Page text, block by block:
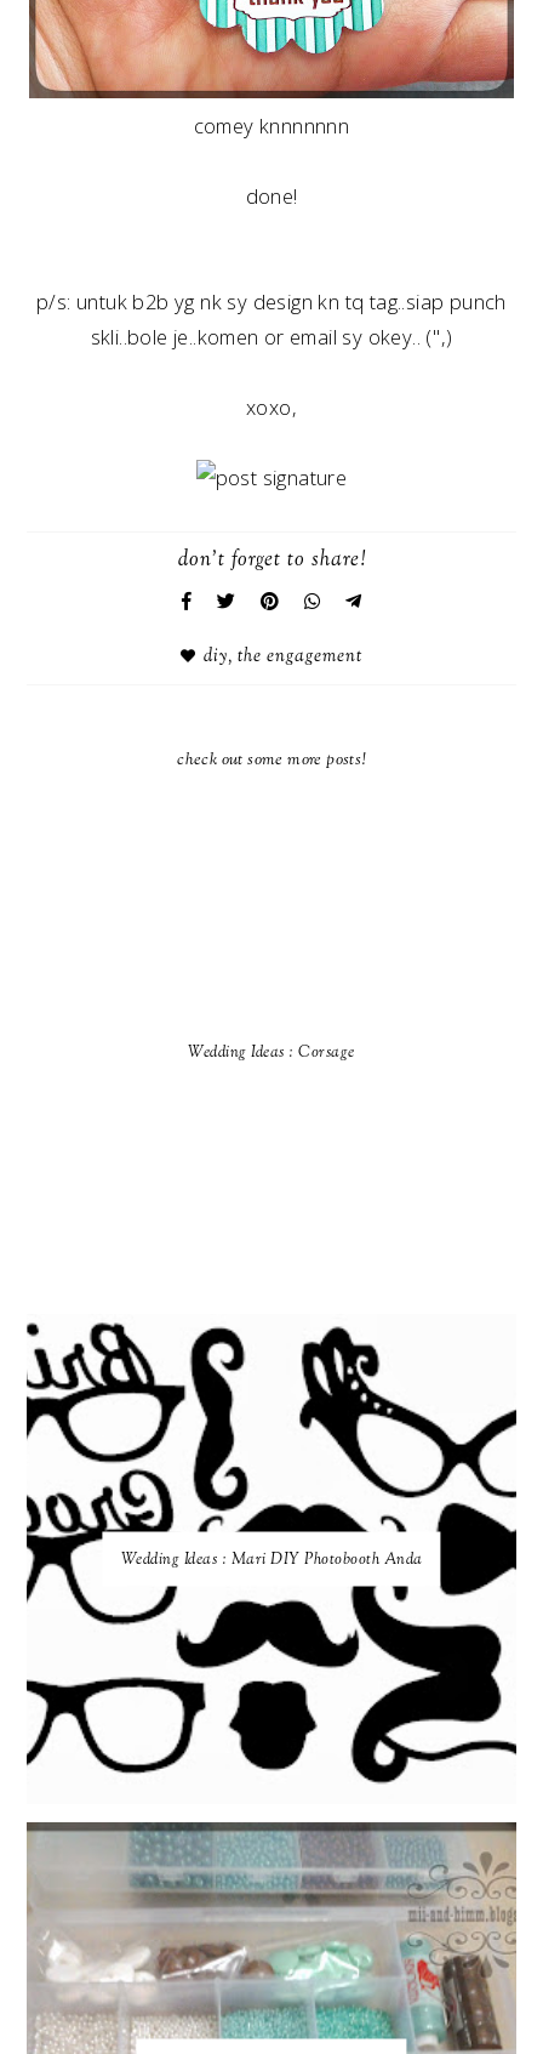
comey knnnnnnn
done!
p/s: untuk b2b yg nk sy design kn tq tag..siap punch
skli..bole je..komen or email sy okey.. ('',)
xoxo,
don't forget to share!
diy, the engagement
check out some more posts!
Wedding Ideas : Corsage
Wedding Ideas : Mari DIY Photobooth Anda